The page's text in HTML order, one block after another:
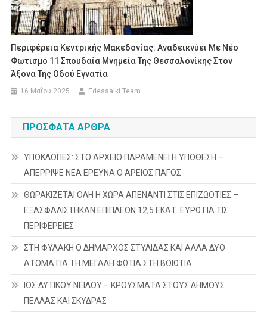
Περιφέρεια Κεντρικής Μακεδονίας: Αναδεικνύει Με Νέο
Φωτισμό 11 Σπουδαία Μνημεία Της Θεσσαλονίκης Στον
Άξονα Της Οδού Εγνατία
16 Μαΐου 2025 Edessaiki Team
ΠΡΌΣΦΑΤΑ ΆΡΘΡΑ
ΥΠΟΚΛΟΠΕΣ: ΣΤΟ ΑΡΧΕΙΟ ΠΑΡΑΜΕΝΕΙ Η ΥΠΟΘΕΣΗ –
ΑΠΕΡΡΙΨΕ ΝΕΑ ΕΡΕΥΝΑ Ο ΑΡΕΙΟΣ ΠΑΓΟΣ
ΘΩΡΑΚΙΖΕΤΑΙ ΟΛΗ Η ΧΩΡΑ ΑΠΕΝΑΝΤΙ ΣΤΙΣ ΕΠΙΖΩΟΤΙΕΣ –
ΕΞΑΣΦΑΛΙΣΤΗΚΑΝ ΕΠΙΠΛΕΟΝ 12,5 ΕΚΑΤ. ΕΥΡΩ ΓΙΑ ΤΙΣ
ΠΕΡΙΦΕΡΕΙΕΣ
ΣΤΗ ΦΥΛΑΚΗ Ο ΔΗΜΑΡΧΟΣ ΣΤΥΛΙΔΑΣ ΚΑΙ ΑΛΛΑ ΔΥΟ
ΑΤΟΜΑ ΓΙΑ ΤΗ ΜΕΓΑΛΗ ΦΩΤΙΑ ΣΤΗ ΒΟΙΩΤΙΑ
ΙΟΣ ΔΥΤΙΚΟΥ ΝΕΙΛΟΥ – ΚΡΟΥΣΜΑΤΑ ΣΤΟΥΣ ΔΗΜΟΥΣ
ΠΕΛΛΑΣ ΚΑΙ ΣΚΥΔΡΑΣ